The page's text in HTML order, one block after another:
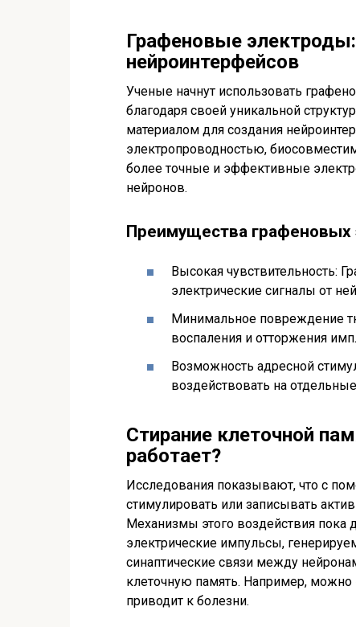
Графеновые
нейроинтерфейсов
Ученые начнут использовать
благодаря своей уникальной
материалом для создания
электропроводностью,
более точные и эффективные
нейронов.
Преимущества графеновых
Высокая чувствительность:
электрические сигналы от
Минимальное повреждение
воспаления и отторжения
Возможность адресной
воздействовать на
Стирание клеточной
работает?
Исследования показывают, что с
стимулировать или записывать
Механизмы этого воздействия пока
электрические импульсы,
синаптические связи между
клеточную память. Например,
приводит к болезни.